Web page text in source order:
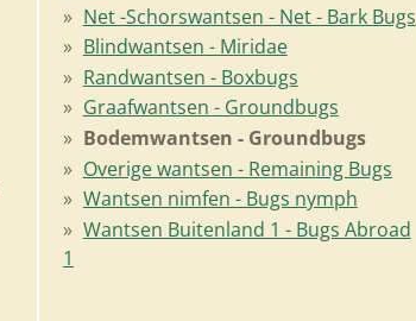
Net -Schorswantsen - Net - Bark Bugs
Blindwantsen - Miridae
Randwantsen - Boxbugs
Graafwantsen - Groundbugs
Bodemwantsen - Groundbugs
Overige wantsen - Remaining Bugs
Wantsen nimfen - Bugs nymph
Wantsen Buitenland 1 - Bugs Abroad
1